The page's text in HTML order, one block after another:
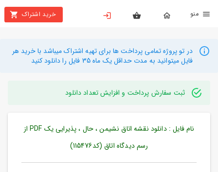
خرید اشتراک
بستن
محصولات
تهیه
راهنما
دانلود
در تو پروژه تمامی پرداخت ها برای تهیه اشتراک میباشد با خرید هر
فایل میتوانید به مدت حداقل یک ماه 35 فایل را دانلود کنید
ثبت سفارش پرداخت و افزایش تعداد دانلود
نام فایل : دانلود نقشه اتاق نشیمن ، حال ، پذیرایی یک PDF از
رسم دیدگاه اتاق (کد115476)